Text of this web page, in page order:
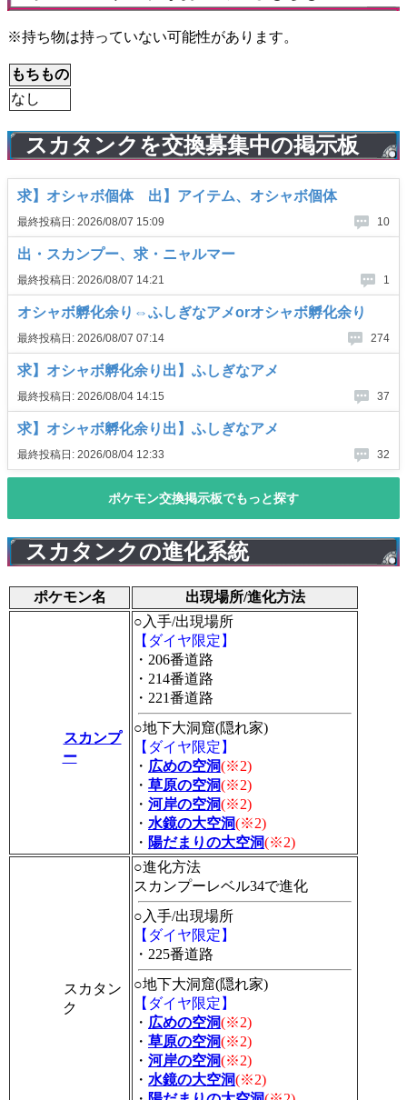
※持ち物は持っていない可能性があります。
もちもの
なし
スカタンクを交換募集中の掲示板
スカタンクの進化系統
ポケモン名 出現場所/進化方法
スカンプ
ー
○入手/出現場所
【ダイヤ限定】
・206番道路
・214番道路
・221番道路
○地下大洞窟(隠れ家)
【ダイヤ限定】
・ 広めの空洞(※2)
・ 草原の空洞(※2)
・ 河岸の空洞(※2)
・ 水鏡の大空洞(※2)
・ 陽だまりの大空洞(※2)
スカタン
ク
○進化方法
スカンプーレベル34で進化
○入手/出現場所
【ダイヤ限定】
・225番道路
○地下大洞窟(隠れ家)
【ダイヤ限定】
・ 広めの空洞(※2)
・ 草原の空洞(※2)
・ 河岸の空洞(※2)
・ 水鏡の大空洞(※2)